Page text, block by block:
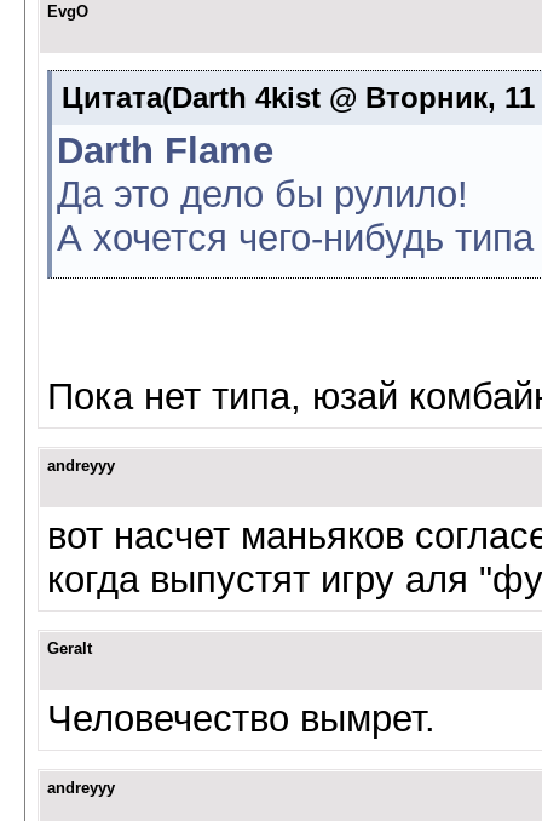
EvgO
Цитата(Darth 4kist @ Вторник,
Darth Flame
Да это дело бы рулило!
А хочется чего-нибудь
Пока нет типа, юзай
andreyyy
вот насчет маньяков
когда выпустят игру аля
Geralt
Человечество вымрет.
andreyyy